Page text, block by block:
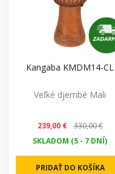
Kangaba KMDM14-CL
Veľké djembé Mali
239,00 €
330,00 €
SKLADOM (5 - 7 DNÍ)
PRIDAŤ DO KOŠÍKA